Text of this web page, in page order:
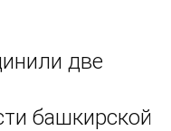
две
башкирской